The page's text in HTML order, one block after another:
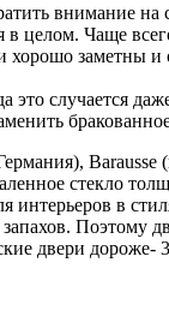
внимание на
в целом. Чаще
заметны и
случается
Barausse
стекло
в
двери дороже-